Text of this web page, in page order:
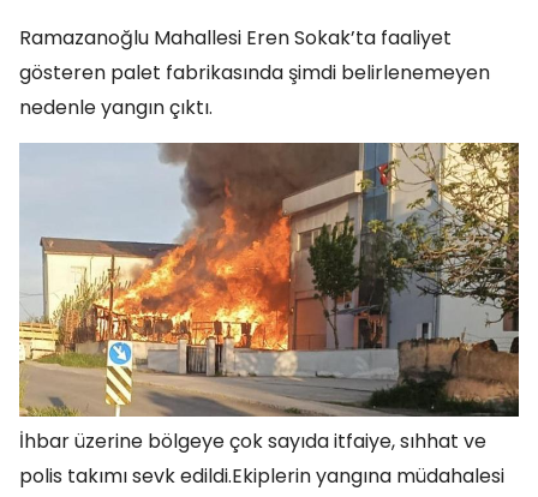
Ramazanoğlu Mahallesi Eren Sokak’ta faaliyet
gösteren palet fabrikasında şimdi belirlenemeyen
nedenle yangın çıktı.
İhbar üzerine bölgeye çok sayıda itfaiye, sıhhat ve
polis takımı sevk edildi.Ekiplerin yangına müdahalesi